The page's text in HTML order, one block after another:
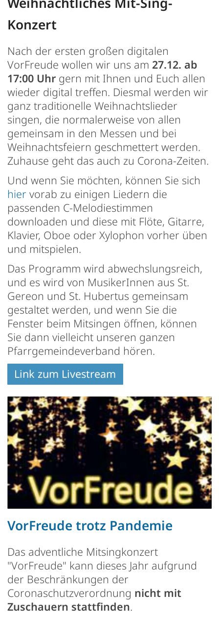
Konzert
Nach der ersten großen digitalen
VorFreude wollen wir uns am 27.12. ab
17:00 Uhr gern mit Ihnen und Euch allen
wieder digital treffen. Diesmal werden wir
ganz traditionelle Weihnachtslieder
singen, die normalerweise von allen
gemeinsam in den Messen und bei
Weihnachtsfeiern geschmettert werden.
Zuhause geht das auch zu Corona-Zeiten.
Und wenn Sie möchten, können Sie sich
hier vorab zu einigen Liedern die
passenden C-Melodiestimmen
downloaden und diese mit Flöte, Gitarre,
Klavier, Oboe oder Xylophon vorher üben
und mitspielen.
Das Programm wird abwechslungsreich,
und es wird von MusikerInnen aus St.
Gereon und St. Hubertus gemeinsam
gestaltet werden, und wenn Sie die
Fenster beim Mitsingen öffnen, können
Sie dann vielleicht unseren ganzen
Pfarrgemeindeverband hören.
Link zum Livestream
VorFreude trotz Pandemie
Das adventliche Mitsingkonzert
"VorFreude" kann dieses Jahr aufgrund
der Beschränkungen der
Coronaschutzverordnung nicht mit
Zuschauern stattfinden.